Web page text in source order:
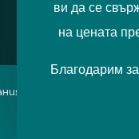
ви да се
на цената
Благодарим
можете да